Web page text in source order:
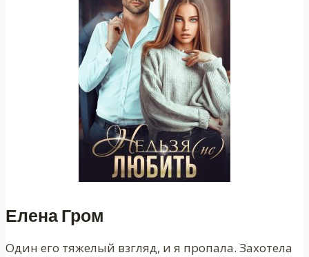
Елена Гром
Один его тяжелый взгляд, и я пропала. Захотела